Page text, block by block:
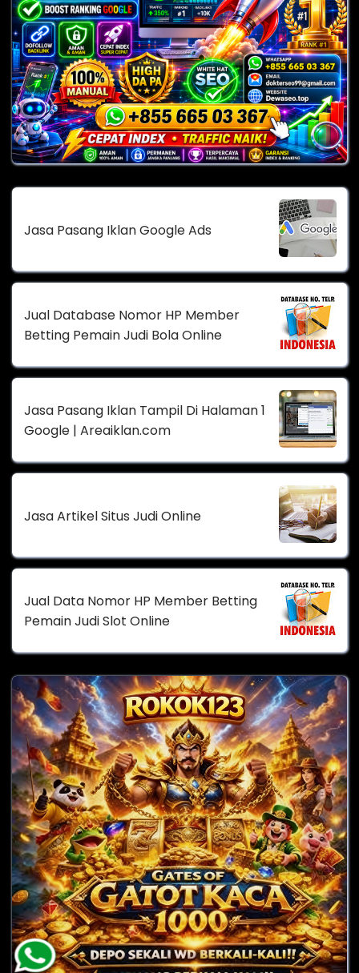
Jasa Pasang Iklan Google Ads
Jual Database Nomor HP Member
Betting Pemain Judi Bola Online
Jasa Pasang Iklan Tampil Di Halaman 1
Google | Areaiklan.com
Jasa Artikel Situs Judi Online
Jual Data Nomor HP Member Betting
Pemain Judi Slot Online